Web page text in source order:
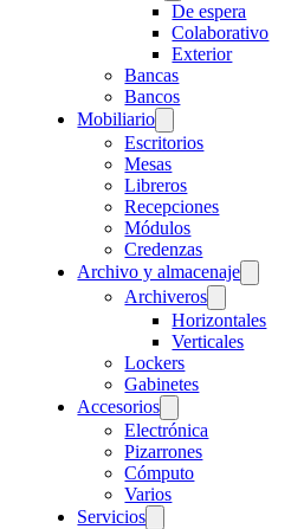
De espera
Colaborativo
Exterior
Bancas
Bancos
Mobiliario
Escritorios
Mesas
Libreros
Recepciones
Módulos
Credenzas
Archivo y almacenaje
Archiveros
Horizontales
Verticales
Lockers
Gabinetes
Accesorios
Electrónica
Pizarrones
Cómputo
Varios
Servicios